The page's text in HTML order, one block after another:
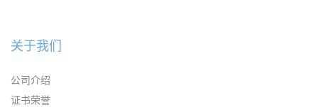
关于我们
公司介绍
证书荣誉